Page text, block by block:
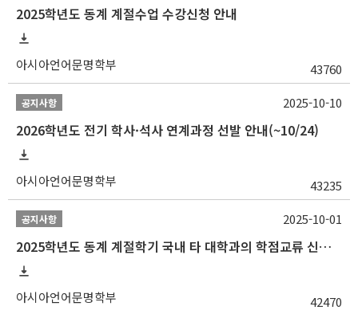
2025학년도 동계 계절수업 수강신청 안내
아시아언어문명학부 43760
공지사항
2026학년도 전기 학사·석사 연계과정 선발 안내(~10/24)
아시아언어문명학부 43235
2025-10-10
공지사항
2025학년도 동계 계절학기 국내 타 대학과의 학점교류 신청 안내
아시아언어문명학부 42470
2025-10-01